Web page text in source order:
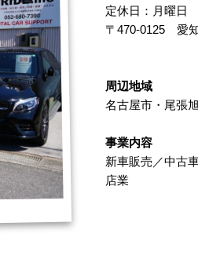
定休日：月曜日
〒470-0125 愛
周辺地域
名古屋市・ 尾張
事業内容
新車販売／中古
店業